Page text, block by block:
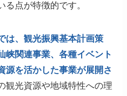
る点が特徴的です。
は、観光振興基本計画策
峡関連事業、各種イベント
源を活かした事業が展開さ
観光資源や地域特性への理